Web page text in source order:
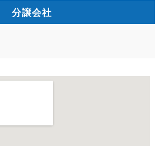
分譲会社